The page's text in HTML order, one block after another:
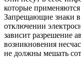
которые
Запрещающие знаки в
отключении
зависит разрешение
возникновения
не должны мешать